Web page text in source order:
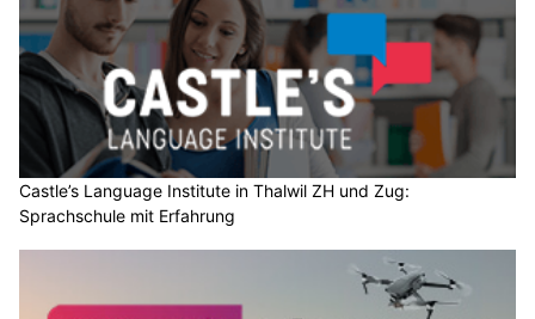
Castle’s Language Institute in Thalwil ZH und Zug:
Sprachschule mit Erfahrung